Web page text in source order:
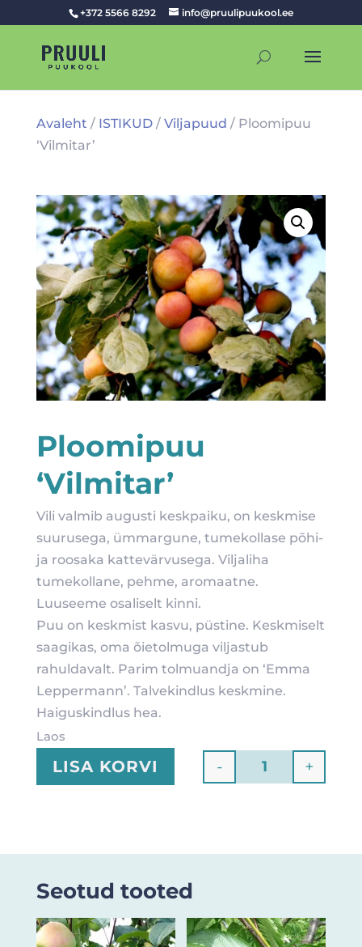
+372 5566 8292 info@pruulipuukool.ee
Avaleht / ISTIKUD/ Viljapuud / Ploomipuu
‘Vilmitar’
Ploomipuu
‘Vilmitar’
Vili valmib augusti keskpaiku, on keskmise
suurusega, ümmargune, tumekollase põhi-
ja roosaka kattevärvusega. Viljaliha
tumekollane, pehme, aromaatne.
Luuseeme osaliselt kinni.
Puu on keskmist kasvu, püstine. Keskmiselt
saagikas, oma õietolmuga viljastub
rahuldavalt. Parim tolmuandja on ‘Emma
Leppermann’. Talvekindlus keskmine.
Haiguskindlus hea.
Laos
Quantity
- +
LISA KORVI
Seotud tooted